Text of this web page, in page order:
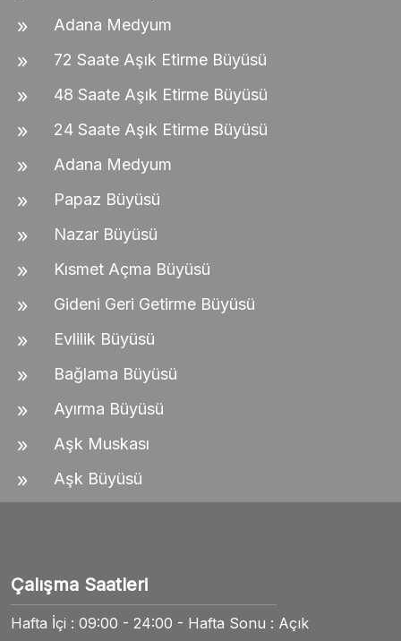
Adana Medyum
72 Saate Aşık Etirme Büyüsü
48 Saate Aşık Etirme Büyüsü
24 Saate Aşık Etirme Büyüsü
Adana Medyum
Papaz Büyüsü
Nazar Büyüsü
Kısmet Açma Büyüsü
Gideni Geri Getirme Büyüsü
Evlilik Büyüsü
Bağlama Büyüsü
Ayırma Büyüsü
Aşk Muskası
Aşk Büyüsü
Çalışma Saatleri
Hafta İçi : 09:00 - 24:00 - Hafta Sonu : Açık